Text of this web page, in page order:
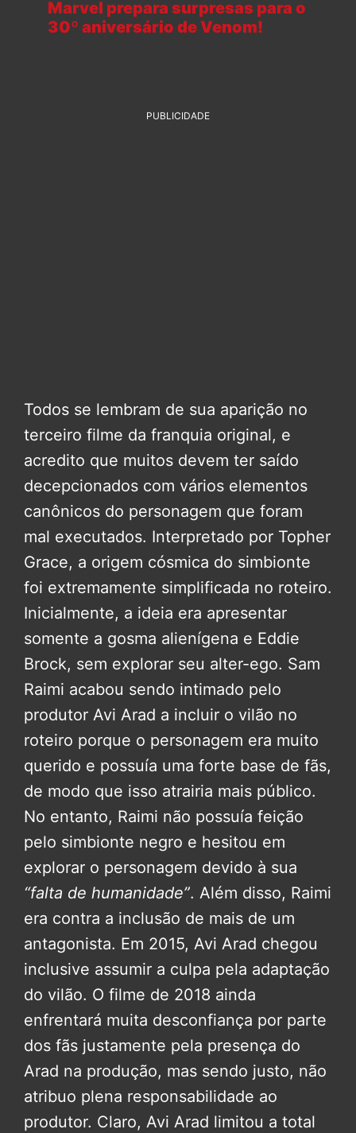
Marvel prepara surpresas para o
30º aniversário de Venom!
PUBLICIDADE
Todos se lembram de sua aparição no
terceiro filme da franquia original, e
acredito que muitos devem ter saído
decepcionados com vários elementos
canônicos do personagem que foram
mal executados. Interpretado por Topher
Grace, a origem cósmica do simbionte
foi extremamente simplificada no roteiro.
Inicialmente, a ideia era apresentar
somente a gosma alienígena e Eddie
Brock, sem explorar seu alter-ego. Sam
Raimi acabou sendo intimado pelo
produtor Avi Arad a incluir o vilão no
roteiro porque o personagem era muito
querido e possuía uma forte base de fãs,
de modo que isso atrairia mais público.
No entanto, Raimi não possuía feição
pelo simbionte negro e hesitou em
explorar o personagem devido à sua
“falta de humanidade”. Além disso, Raimi
era contra a inclusão de mais de um
antagonista. Em 2015, Avi Arad chegou
inclusive assumir a culpa pela adaptação
do vilão. O filme de 2018 ainda
enfrentará muita desconfiança por parte
dos fãs justamente pela presença do
Arad na produção, mas sendo justo, não
atribuo plena responsabilidade ao
produtor. Claro, Avi Arad limitou a total